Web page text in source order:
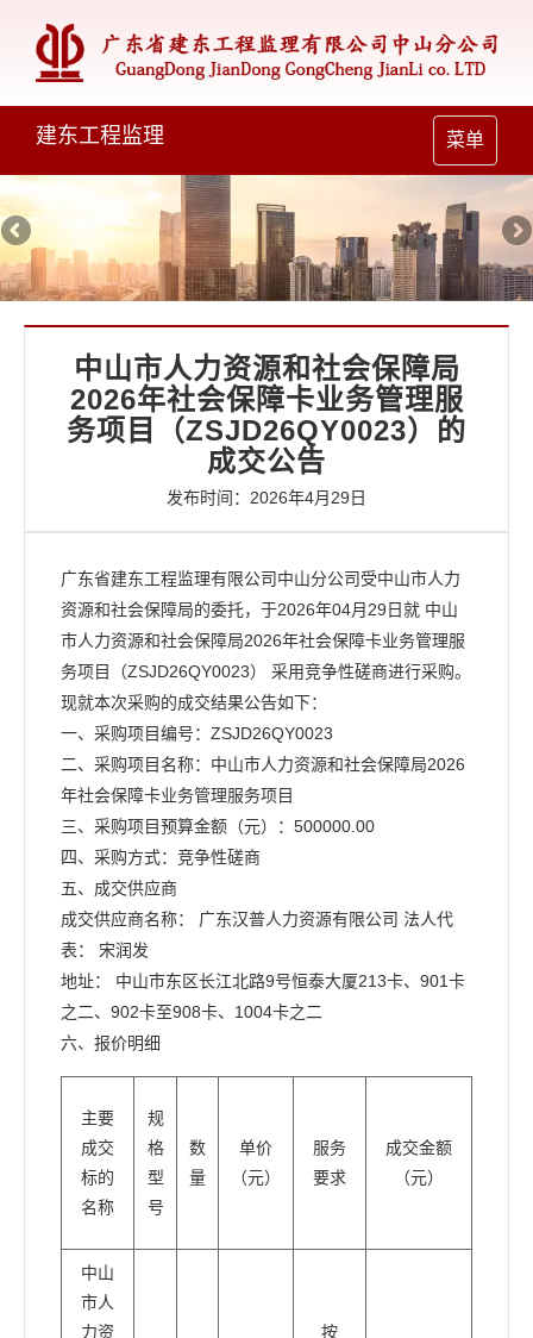
Toggle
navigation
菜单
建东工程监理
中山市人力资源和社会保障局
2026年社会保障卡业务管理服
务项目（ZSJD26QY0023）的
成交公告
发布时间：2026年4月29日
广东省建东工程监理有限公司中山分公司受中山市人力
资源和社会保障局的委托，于2026年04月29日就 中山
市人力资源和社会保障局2026年社会保障卡业务管理服
务项目（ZSJD26QY0023） 采用竞争性磋商进行采购。
现就本次采购的成交结果公告如下：
一、采购项目编号：ZSJD26QY0023
二、采购项目名称：中山市人力资源和社会保障局2026
年社会保障卡业务管理服务项目
三、采购项目预算金额（元）：500000.00
四、采购方式：竞争性磋商
五、成交供应商
成交供应商名称： 广东汉普人力资源有限公司 法人代
表： 宋润发
地址： 中山市东区长江北路9号恒泰大厦213卡、901卡
之二、902卡至908卡、1004卡之二
六、报价明细
主要
成交
标的
名称
规
格
型
号
数
量
单价
（元）
服务
要求
成交金额
（元）
中山
市人
力资
按